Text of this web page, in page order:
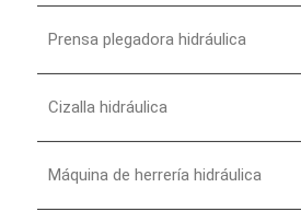
Prensa plegadora hidráulica
Cizalla hidráulica
Máquina de herrería hidráulica